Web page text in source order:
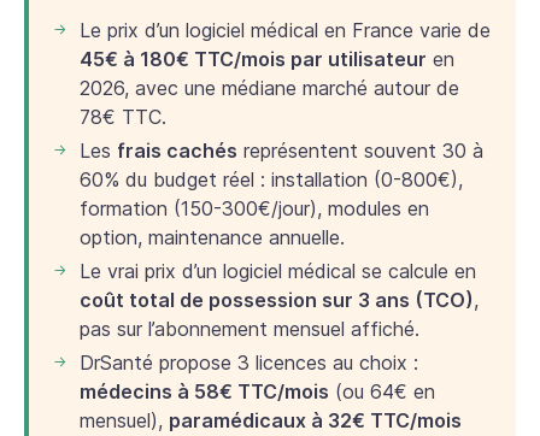
Le prix d’un logiciel médical en France varie de
45€ à 180€ TTC/mois par utilisateur en
2026, avec une médiane marché autour de
78€ TTC.
Les frais cachés représentent souvent 30 à
60% du budget réel : installation (0-800€),
formation (150-300€/jour), modules en
option, maintenance annuelle.
Le vrai prix d’un logiciel médical se calcule en
coût total de possession sur 3 ans (TCO),
pas sur l’abonnement mensuel affiché.
DrSanté propose 3 licences au choix :
médecins à 58€ TTC/mois (ou 64€ en
mensuel), paramédicaux à 32€ TTC/mois